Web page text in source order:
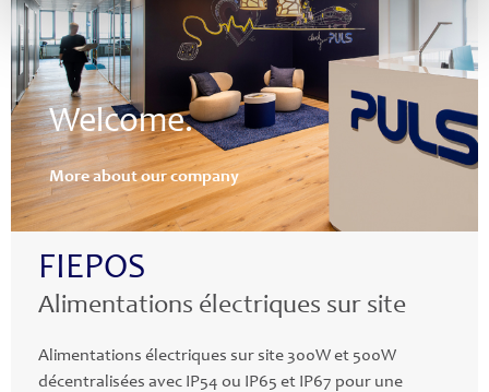
Welcome.
More about our company
FIEPOS
Alimentations électriques sur site
Alimentations électriques sur site 300W et 500W
décentralisées avec IP54 ou IP65 et IP67 pour une